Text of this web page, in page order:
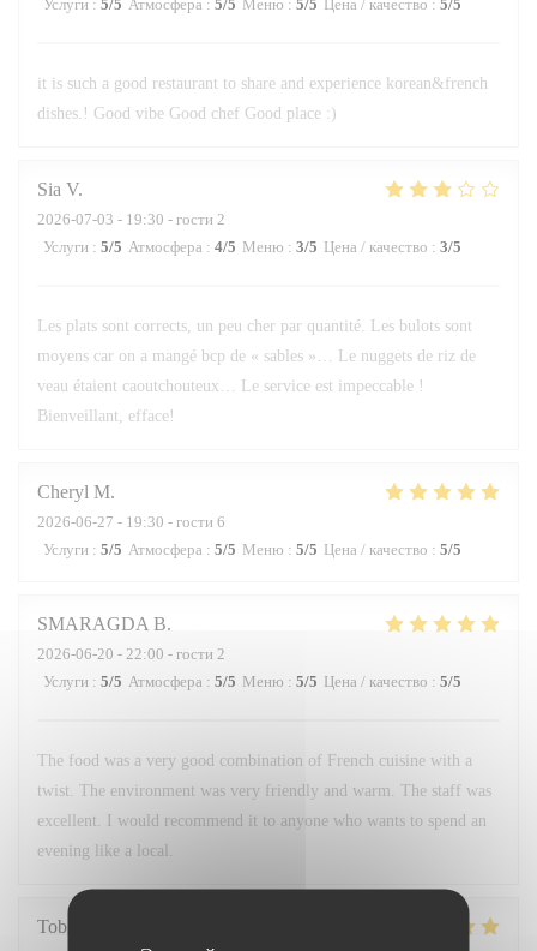
Услуги : 5/5 Атмосфера : 5/5 Меню : 5/5 Цена / качество : 5/5
it is such a good restaurant to share and experience korean&french
dishes.! Good vibe Good chef Good place :)
Sia V
2026-07-03 - 19:30 - гости 2
Услуги : 5/5 Атмосфера : 4/5 Меню : 3/5 Цена / качество : 3/5
Les plats sont corrects, un peu cher par quantité. Les bulots sont
moyens car on a mangé bcp de « sables »… Le nuggets de riz de
veau étaient caoutchouteux… Le service est impeccable !
Bienveillant, efface!
Cheryl M
2026-06-27 - 19:30 - гости 6
Услуги : 5/5 Атмосфера : 5/5 Меню : 5/5 Цена / качество : 5/5
SMARAGDA B
2026-06-20 - 22:00 - гости 2
Услуги : 5/5 Атмосфера : 5/5 Меню : 5/5 Цена / качество : 5/5
The food was a very good combination of French cuisine with a
twist. The environment was very friendly and warm. The staff was
excellent. I would recommend it to anyone who wants to spend an
evening like a local.
Tobias